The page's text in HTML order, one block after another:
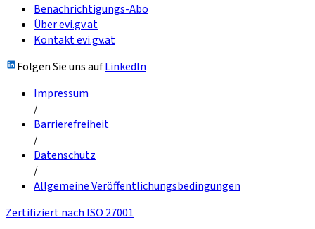
Benachrichtigungs-Abo
Über evi.gv.at
Kontakt evi.gv.at
Folgen Sie uns aufLinkedIn
Impressum
/
Barrierefreiheit
/
Datenschutz
/
Allgemeine Veröffentlichungsbedingungen
Zertifiziert nach ISO 27001